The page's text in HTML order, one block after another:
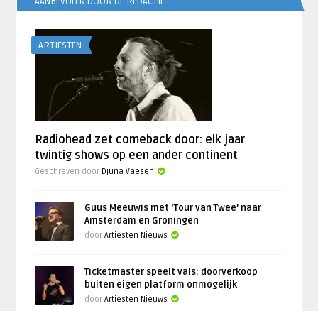
ARTIESTEN
Radiohead zet comeback door: elk jaar
twintig shows op een ander continent
Geschreven door Djuna Vaesen
Guus Meeuwis met ‘Tour van Twee’ naar
Amsterdam en Groningen
doorArtiesten Nieuws
Ticketmaster speelt vals: doorverkoop
buiten eigen platform onmogelijk
doorArtiesten Nieuws